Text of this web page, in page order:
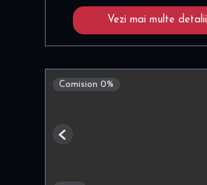
Vezi mai multe detalii
Comision 0%
Previous